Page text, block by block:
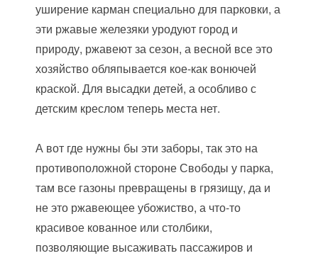
уширение карман специально для парковки, а
эти ржавые железяки уродуют город и
природу, ржавеют за сезон, а весной все это
хозяйство обляпывается кое-как вонючей
краской. Для высадки детей, а особливо с
детским креслом теперь места нет.
А вот где нужны бы эти заборы, так это на
противоположной стороне Свободы у парка,
там все газоны превращены в грязищу, да и
не это ржавеющее убожиство, а что-то
красивое кованное или столбики,
позволяющие высаживать пассажиров и